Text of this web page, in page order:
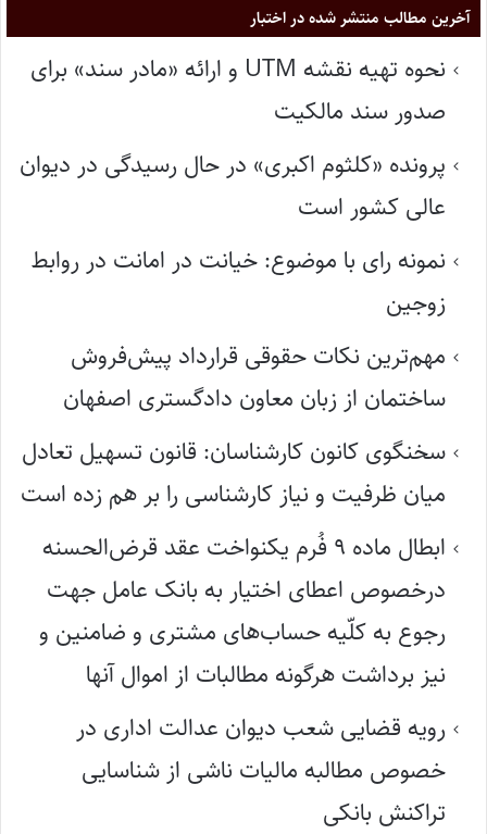
آخرین مطالب منتشر شده در اختبار
نحوه تهیه نقشه UTM و ارائه «مادر سند» برای
صدور سند مالکیت
پرونده «کلثوم اکبری» در حال رسیدگی در دیوان
عالی کشور است
نمونه رای با موضوع: خیانت در امانت در روابط
زوجین
مهم‌ترین نکات حقوقی قرارداد پیش‌فروش
ساختمان از زبان معاون دادگستری اصفهان
سخنگوی کانون کارشناسان: قانون تسهیل تعادل
میان ظرفیت و نیاز کارشناسی را بر هم زده است
ابطال ماده ۹ فُرم یکنواخت عقد قرض‌الحسنه
درخصوص اعطای اختیار به بانک عامل جهت
رجوع به کلّیه حساب‌های مشتری و ضامنین و
نیز برداشت هرگونه مطالبات از اموال آنها
رویه قضایی شعب دیوان عدالت اداری در
خصوص مطالبه مالیات ناشی از شناسایی
تراکنش بانکی